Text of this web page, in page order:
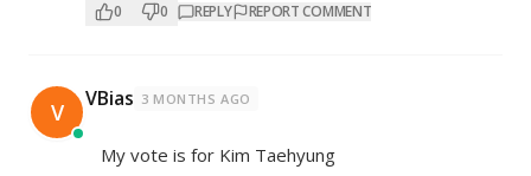
0 0 REPLY REPORT COMMENT
V VBias 3 MONTHS AGO
My vote is for Kim Taehyung